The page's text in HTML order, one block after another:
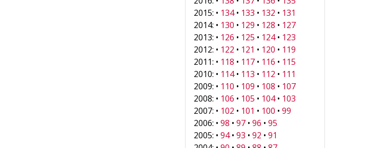
2015: • 134• 133 • 132 • 131
2014: • 130 • 129 • 128 • 127
2013: • 126 • 125 • 124• 123
2012: • 122 • 121 • 120 • 119
2011: • 118 • 117 • 116 • 115
2010: • 114• 113 • 112 • 111
2009: • 110 • 109 • 108 • 107
2008: • 106 • 105 • 104• 103
2007: • 102 • 101 • 100 •99
2006: •98 •97 •96 •95
2005: •94•93 •92 •91